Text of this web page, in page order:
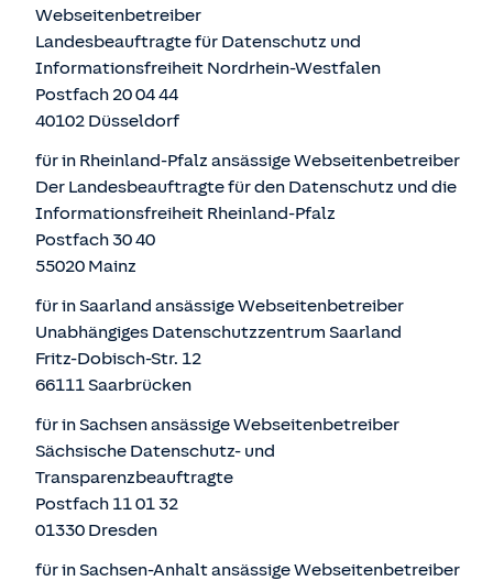
Webseitenbetreiber
Landesbeauftragte für Datenschutz und
Informationsfreiheit Nordrhein-Westfalen
Postfach 20 04 44
40102 Düsseldorf
für in Rheinland-Pfalz ansässige Webseitenbetreiber
Der Landesbeauftragte für den Datenschutz und die
Informationsfreiheit Rheinland-Pfalz
Postfach 30 40
55020 Mainz
für in Saarland ansässige Webseitenbetreiber
Unabhängiges Datenschutzzentrum Saarland
Fritz-Dobisch-Str. 12
66111 Saarbrücken
für in Sachsen ansässige Webseitenbetreiber
Sächsische Datenschutz- und
Transparenzbeauftragte
Postfach 11 01 32
01330 Dresden
für in Sachsen-Anhalt ansässige Webseitenbetreiber